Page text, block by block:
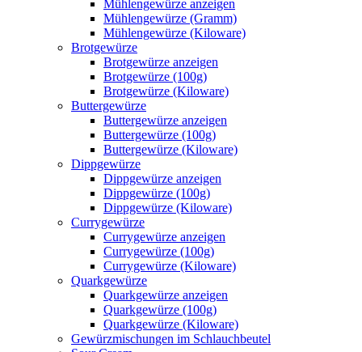
Mühlengewürze anzeigen
Mühlengewürze (Gramm)
Mühlengewürze (Kiloware)
Brotgewürze
Brotgewürze anzeigen
Brotgewürze (100g)
Brotgewürze (Kiloware)
Buttergewürze
Buttergewürze anzeigen
Buttergewürze (100g)
Buttergewürze (Kiloware)
Dippgewürze
Dippgewürze anzeigen
Dippgewürze (100g)
Dippgewürze (Kiloware)
Currygewürze
Currygewürze anzeigen
Currygewürze (100g)
Currygewürze (Kiloware)
Quarkgewürze
Quarkgewürze anzeigen
Quarkgewürze (100g)
Quarkgewürze (Kiloware)
Gewürzmischungen im Schlauchbeutel